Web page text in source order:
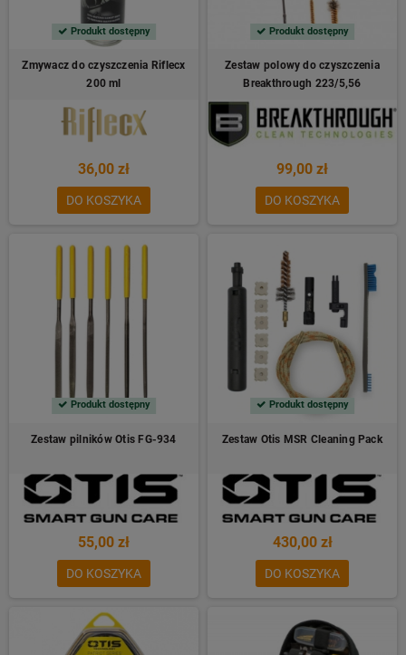
Produkt dostępny
Zmywacz do czyszczenia Riflecx
200 ml
36,00 zł
DO KOSZYKA
Produkt dostępny
Zestaw polowy do czyszczenia
Breakthrough 223/5,56
99,00 zł
DO KOSZYKA
Produkt dostępny
Zestaw pilników Otis FG-934
55,00 zł
DO KOSZYKA
Produkt dostępny
Zestaw Otis MSR Cleaning Pack
430,00 zł
DO KOSZYKA